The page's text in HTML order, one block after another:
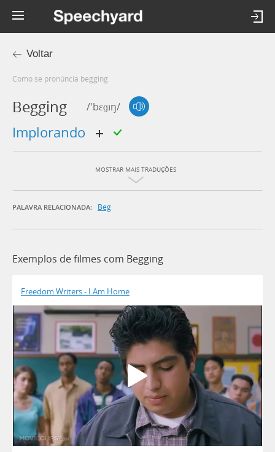
Voltar
Como se pronúncia begging
Begging /'bɛɡɪŋ/
implorando
MOSTRAR MAIS TRADUÇÕES
PALAVRA RELACIONADA: Beg
Exemplos de filmes com Begging
Freedom Writers - I Am Home